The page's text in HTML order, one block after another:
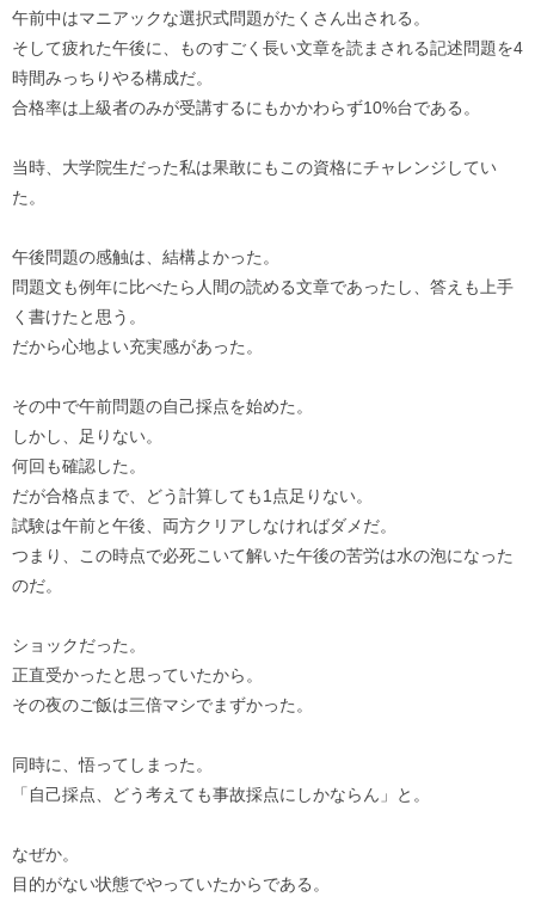
午前中はマニアックな選択式問題がたくさん出される。
そして疲れた午後に、ものすごく長い文章を読まされる記述問題を4
時間みっちりやる構成だ。
合格率は上級者のみが受講するにもかかわらず10%台である。
当時、大学院生だった私は果敢にもこの資格にチャレンジしてい
た。
午後問題の感触は、結構よかった。
問題文も例年に比べたら人間の読める文章であったし、答えも上手
く書けたと思う。
だから心地よい充実感があった。
その中で午前問題の自己採点を始めた。
しかし、足りない。
何回も確認した。
だが合格点まで、どう計算しても1点足りない。
試験は午前と午後、両方クリアしなければダメだ。
つまり、この時点で必死こいて解いた午後の苦労は水の泡になった
のだ。
ショックだった。
正直受かったと思っていたから。
その夜のご飯は三倍マシでまずかった。
同時に、悟ってしまった。
「自己採点、どう考えても事故採点にしかならん」と。
なぜか。
目的がない状態でやっていたからである。